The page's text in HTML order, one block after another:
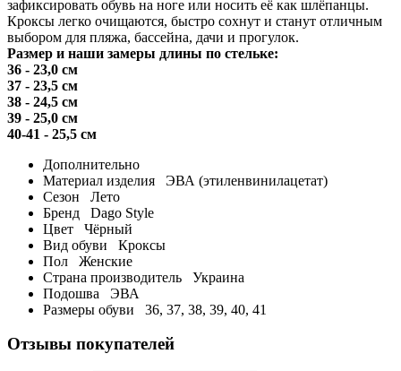
зафиксировать обувь на ноге или носить её как шлёпанцы.
Кроксы легко очищаются, быстро сохнут и станут отличным
выбором для пляжа, бассейна, дачи и прогулок.
Размер и наши замеры длины по стельке:
36 - 23,0 см
37 - 23,5 см
38 - 24,5 см
39 - 25,0 см
40-41 - 25,5 см
Дополнительно
Материал изделия
ЭВА (этиленвинилацетат)
Сезон
Лето
Бренд
Dago Style
Цвет
Чёрный
Вид обуви
Кроксы
Пол
Женские
Страна производитель
Украина
Подошва
ЭВА
Размеры обуви
36, 37, 38, 39, 40, 41
Отзывы покупателей